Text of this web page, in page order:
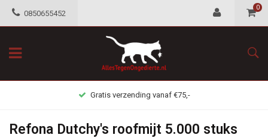
0850655452
0
Gratis verzending vanaf €75,-
Refona Dutchy's roofmijt 5.000 stuks